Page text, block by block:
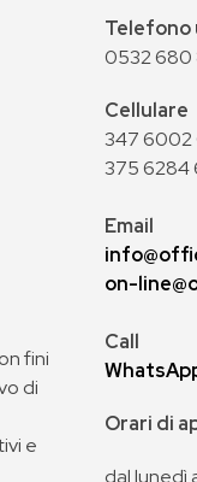
fini
di
e
0532 680
Cellulare
347 6002
375 6284
Email
on-
Call
Orari di
dal lunedì